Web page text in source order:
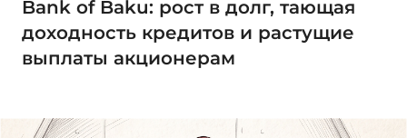
Bank of Baku: рост в долг, тающая
доходность кредитов и растущие
выплаты акционерам